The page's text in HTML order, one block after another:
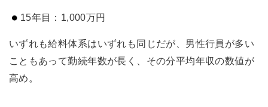
15年目：1,000万円
いずれも給料体系はいずれも同じだが、男性行員が多い
こともあって勤続年数が長く、その分平均年収の数値が
高め。